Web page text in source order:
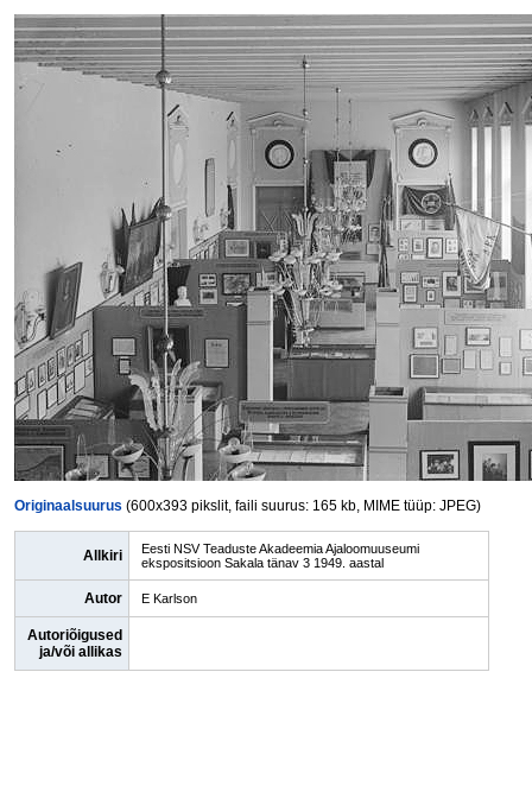
Originaalsuurus (600x393 pikslit, faili suurus: 165 kb, MIME tüüp: JPEG)
Allkiri
Eesti NSV Teaduste Akadeemia Ajaloomuuseumi
ekspositsioon Sakala tänav 3 1949. aastal
Autor E Karlson
Autoriõigused
ja/või allikas